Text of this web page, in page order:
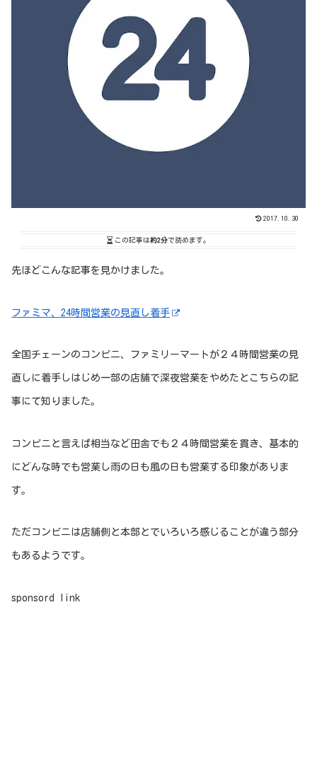
2017.10.30
この記事は約2分で読めます。
先ほどこんな記事を見かけました。
ファミマ、24時間営業の見直し着手
全国チェーンのコンビニ、ファミリーマートが２４時間営業の見
直しに着手しはじめ一部の店舗で深夜営業をやめたとこちらの記
事にて知りました。
コンビニと言えば相当など田舎でも２４時間営業を貫き、基本的
にどんな時でも営業し雨の日も風の日も営業する印象がありま
す。
ただコンビニは店舗側と本部とでいろいろ感じることが違う部分
もあるようです。
sponsord link